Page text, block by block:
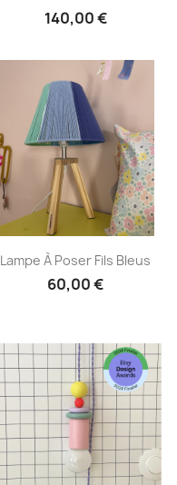
140,00 €
Aperçu rapide
Lampe À Poser Fils Bleus
60,00 €